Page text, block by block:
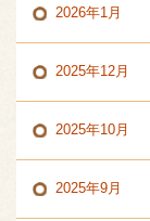
2026年1月
2025年12月
2025年10月
2025年9月